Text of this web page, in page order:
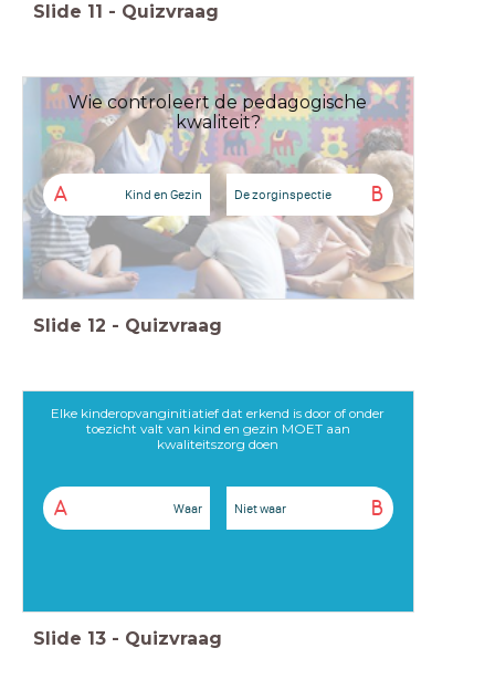
Slide 11 - Quizvraag
Wie controleert de pedagogische
kwaliteit?
A Kind en Gezin B
De zorginspectie
Slide 12 - Quizvraag
Elke kinderopvanginitiatief dat erkend is door of onder
toezicht valt van kind en gezin MOET aan
kwaliteitszorg doen
A Waar B
Niet waar
Slide 13 - Quizvraag